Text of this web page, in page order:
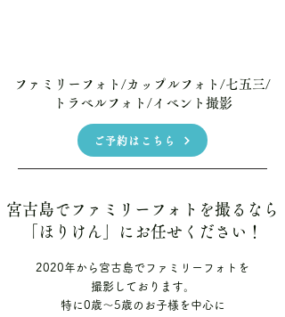
ファミリーフォト/カップルフォト/七五三/
トラベルフォト/イベント撮影
ご予約はこちら
宮古島でファミリーフォトを撮るなら
「ほりけん」にお任せください！
2020年から宮古島でファミリーフォトを
撮影しております。
特に0歳〜5歳のお子様を中心に